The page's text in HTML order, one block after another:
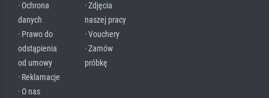
· Ochrona
danych
· Prawo do
odstąpienia
od umowy
· Reklamacje
· O nas
· Zdjęcia
naszej pracy
· Vouchery
· Zamów
próbkę